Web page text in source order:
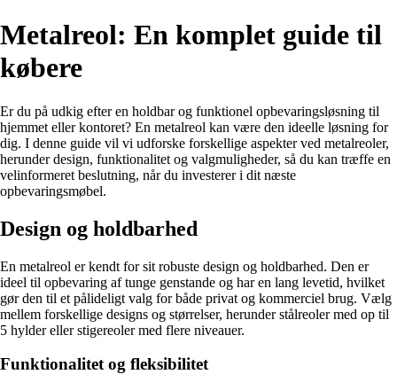
Metalreol: En komplet guide til
købere
Er du på udkig efter en holdbar og funktionel opbevaringsløsning til
hjemmet eller kontoret? En metalreol kan være den ideelle løsning for
dig. I denne guide vil vi udforske forskellige aspekter ved metalreoler,
herunder design, funktionalitet og valgmuligheder, så du kan træffe en
velinformeret beslutning, når du investerer i dit næste
opbevaringsmøbel.
Design og holdbarhed
En metalreol er kendt for sit robuste design og holdbarhed. Den er
ideel til opbevaring af tunge genstande og har en lang levetid, hvilket
gør den til et pålideligt valg for både privat og kommerciel brug. Vælg
mellem forskellige designs og størrelser, herunder stålreoler med op til
5 hylder eller stigereoler med flere niveauer.
Funktionalitet og fleksibilitet